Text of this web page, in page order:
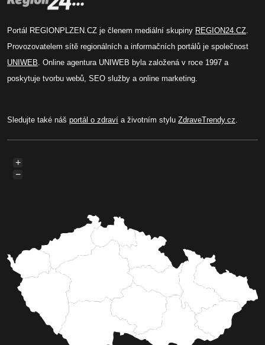
Portál REGIONPLZEN.CZ je členem mediální skupiny REGION24.CZ.
Provozovatelem sítě regionálních a informačních portálů je společnost
UNIWEB. Online agentura UNIWEB byla založená v roce 1997 a
poskytuje tvorbu webů, SEO služby a online marketing.
Sledujte také náš portál o zdraví a životním stylu ZdraveTrendy.cz.
+
−